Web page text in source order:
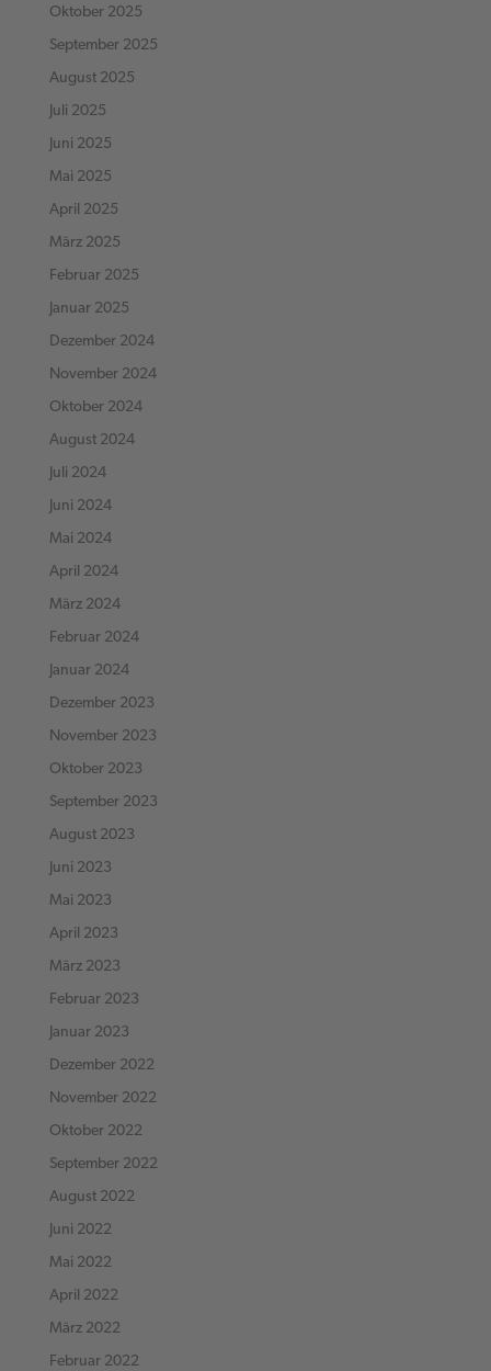
Oktober 2025
September 2025
August 2025
Juli 2025
Juni 2025
Mai 2025
April 2025
März 2025
Februar 2025
Januar 2025
Dezember 2024
November 2024
Oktober 2024
August 2024
Juli 2024
Juni 2024
Mai 2024
April 2024
März 2024
Februar 2024
Januar 2024
Dezember 2023
November 2023
Oktober 2023
September 2023
August 2023
Juni 2023
Mai 2023
April 2023
März 2023
Februar 2023
Januar 2023
Dezember 2022
November 2022
Oktober 2022
September 2022
August 2022
Juni 2022
Mai 2022
April 2022
März 2022
Februar 2022